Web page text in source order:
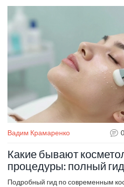
Вадим Крамаренко 0
Какие бывают
процедуры: полный
лицом
Подробный гид по современным